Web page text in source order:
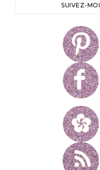
SUIVEZ-MOI